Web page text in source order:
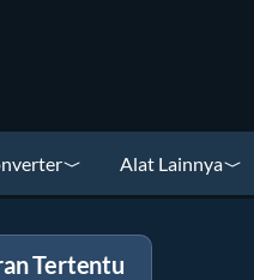
Alat Lainnya
Tertentu